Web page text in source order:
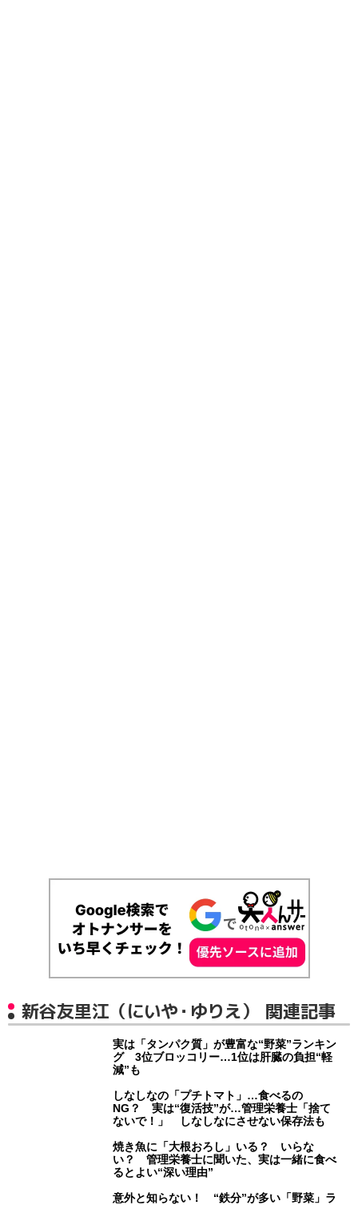
新谷友里江（にいや・ゆりえ） 関連記事
実は「タンパク質」が豊富な“野菜”ランキン
グ 3位ブロッコリー…1位は肝臓の負担“軽
減”も
しなしなの「プチトマト」…食べるの
NG？ 実は“復活技”が…管理栄養士「捨て
ないで！」 しなしなにさせない保存法も
焼き魚に「大根おろし」いる？ いらな
い？ 管理栄養士に聞いた、実は一緒に食べ
るとよい“深い理由”
意外と知らない！ “鉄分”が多い「野菜」ラ